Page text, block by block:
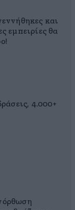
και
εμπειρίες θα
4.000+